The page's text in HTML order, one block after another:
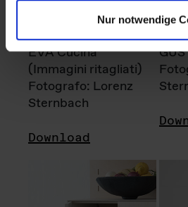
Nur notwendige
EVA Cucina
(Immagini ritagliati)
Fotografo: Lorenz
Sternbach
Download